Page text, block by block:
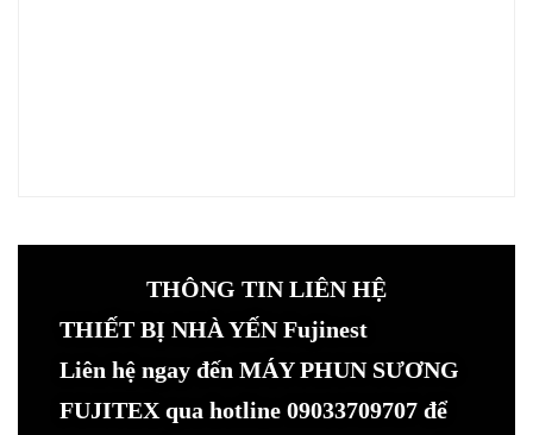
THÔNG TIN LIÊN HỆ
THIẾT BỊ NHÀ YẾN Fujinest
Liên hệ ngay đến MÁY PHUN SƯƠNG
FUJITEX qua hotline 09033709707 để